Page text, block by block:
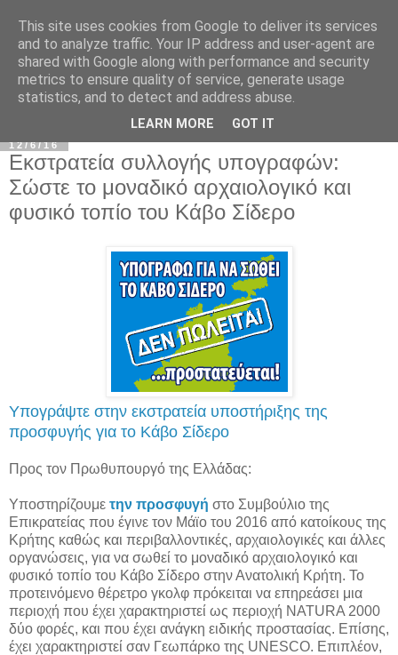
12/6/16
Εκστρατεία συλλογής υπογραφών:
Σώστε το μοναδικό αρχαιολογικό και
φυσικό τοπίο του Κάβο Σίδερο
Υπογράψτε στην εκστρατεία υποστήριξης της
προσφυγής για το Κάβο Σίδερο
Προς τον Πρωθυπουργό της Ελλάδας:
Υποστηρίζουμε την προσφυγή στο Συμβούλιο της
Επικρατείας που έγινε τον Μάϊο του 2016 από κατοίκους της
Κρήτης καθώς και περιβαλλοντικές, αρχαιολογικές και άλλες
οργανώσεις, για να σωθεί το μοναδικό αρχαιολογικό και
φυσικό τοπίο του Κάβο Σίδερο στην Ανατολική Κρήτη. Το
προτεινόμενο θέρετρο γκολφ πρόκειται να επηρεάσει μια
περιοχή που έχει χαρακτηριστεί ως περιοχή NATURA 2000
δύο φορές, και που έχει ανάγκη ειδικής προστασίας. Επίσης,
έχει χαρακτηριστεί σαν Γεωπάρκο της UNESCO. Επιπλέον,
This site uses cookies from Google to deliver its services
and to analyze traffic. Your IP address and user-agent are
shared with Google along with performance and security
metrics to ensure quality of service, generate usage
statistics, and to detect and address abuse.
LEARN MORE GOT IT